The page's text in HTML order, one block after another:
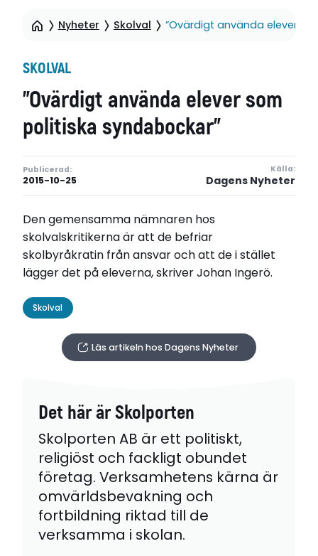
Nyheter Skolval ”Ovärdigt använda elever
SKOLVAL
”Ovärdigt använda elever som
politiska syndabockar”
Publicerad:
2015-10-25
Källa:
Dagens Nyheter
Den gemensamma nämnaren hos
skolvalskritikerna är att de befriar
skolbyråkratin från ansvar och att de i stället
lägger det på eleverna, skriver Johan Ingerö.
Skolval
Läs artikeln hos Dagens Nyheter
Det här är Skolporten
Skolporten AB är ett politiskt,
religiöst och fackligt obundet
företag. Verksamhetens kärna är
omvärldsbevakning och
fortbildning riktad till de
verksamma i skolan.